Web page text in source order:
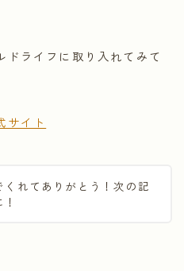
ドライフに取り入れてみて
サイト
くれてありがとう！次の記